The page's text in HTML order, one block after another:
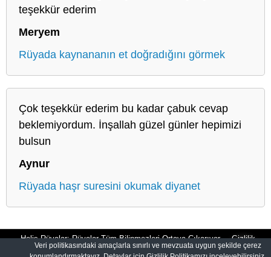
teşekkür ederim
Meryem
Rüyada kaynananın et doğradığını görmek
Çok teşekkür ederim bu kadar çabuk cevap
beklemiyordum. İnşallah güzel günler hepimizi
bulsun
Aynur
Rüyada haşr suresini okumak diyanet
Halis Rüyalar: Rüyalar Tüm Bilinmezleri Ortaya Çıkarıyor Gizlilik
Veri politikasındaki amaçlarla sınırlı ve mevzuata uygun şekilde çerez